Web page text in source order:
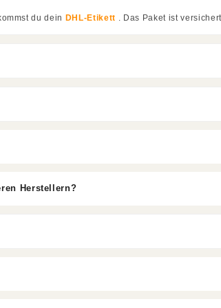
du dein DHL-Etikett . Das Paket ist
Herstellern?